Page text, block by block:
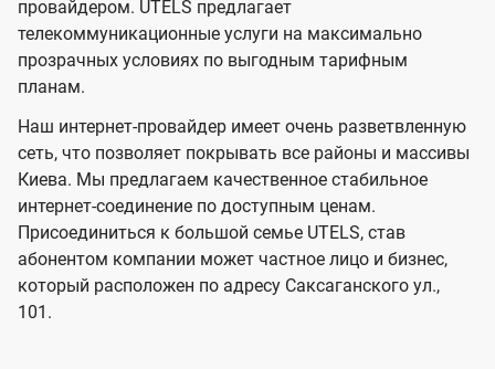
s
и
д
е
н
и
я
д
е
и
я
провайдером. UTELS предлагает
телекоммуникационные услуги на максимально
прозрачных условиях по выгодным тарифным
планам.
Наш интернет-провайдер имеет очень разветвленную
сеть, что позволяет покрывать все районы и массивы
Киева. Мы предлагаем качественное стабильное
интернет-соединение по доступным ценам.
Присоединиться к большой семье UTELS, став
абонентом компании может частное лицо и бизнес,
который расположен по адресу Саксаганского ул.,
101.